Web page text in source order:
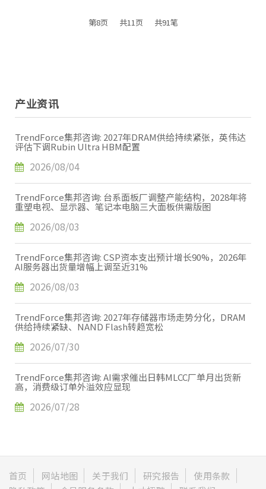
第8页 共11页 共91笔
产业资讯
TrendForce集邦咨询: 2027年DRAM供给持续紧张，英伟达
评估下调Rubin Ultra HBM配置
2026/08/04
TrendForce集邦咨询: 台系面板厂调整产能结构，2028年将
重塑电视、显示器、笔记本电脑三大面板供需版图
2026/08/03
TrendForce集邦咨询: CSP资本支出预计增长90%，2026年
AI服务器出货量增幅上调至近31%
2026/08/03
TrendForce集邦咨询: 2027年存储器市场走势分化，DRAM
供给持续紧缺、NAND Flash转趋宽松
2026/07/30
TrendForce集邦咨询: AI需求催出日韩MLCC厂单月出货新
高，消费级订单外溢效应显现
2026/07/28
首页 网站地图 关于我们 研究报告
使用条款